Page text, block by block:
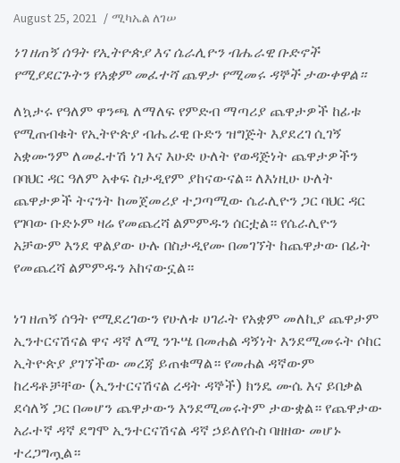
August 25, 2021 ሚካኤል ለገሠ
ነገ ዘጠኝ ሰዓት የኢትዮጵያ እና ሴራሊዮን ብሔራዊ ቡድኖች
የሚያደርጉትን የአቋም መፈተሻ ጨዋታ የሚመሩ ዳኞች ታውቀዋል።
ለኳታሩ የዓለም ዋንጫ ለማለፍ የምድብ ማጣሪያ ጨዋታዎች ከፊቱ
የሚጠብቁት የኢትዮጵያ ብሔራዊ ቡድን ዝግጅት እያደረገ ሲገኝ
አቋሙንም ለመፈተሽ ነገ እና እሁድ ሁለት የወዳጅነት ጨዋታዎችን
በባህር ዳር ዓለም አቀፍ ስታዲየም ያከናውናል። ለእነዚሁ ሁለት
ጨዋታዎች ትናንት ከመጀመሪያ ተጋጣሚው ሴራሊዮን ጋር ባህር ዳር
የገባው ቡድኑም ዛሬ የመጨረሻ ልምምዱን ሰርቷል። የሴራሊዮን
አቻውም እንደ ዋልያው ሁሉ በስታዲየሙ በመገኘት ከጨዋታው በፊት
የመጨረሻ ልምምዱን አከናውኗል።
ነገ ዘጠኝ ሰዓት የሚደረገውን የሁለቱ ሀገራት የአቋም መለኪያ ጨዋታም
ኢንተርናሽናል ዋና ዳኛ ለሚ ንጉሤ በመሐል ዳኝነት እንደሚመሩት ሶከር
ኢትዮጵያ ያገኘችው መረጃ ይጠቁማል። የመሐል ዳኛውም
ከረዳቶቻቸው (ኢንተርናሽናል ረዳት ዳኞች) ክንዴ ሙሴ እና ይበቃል
ደሳለኝ ጋር በመሆን ጨዋታውን እንደሚመሩትም ታውቋል። የጨዋታው
አራተኛ ዳኛ ደግሞ ኢንተርናሽናል ዳኛ ኃይለየሱስ ባዘዘው መሆኑ
ተረጋግጧል።